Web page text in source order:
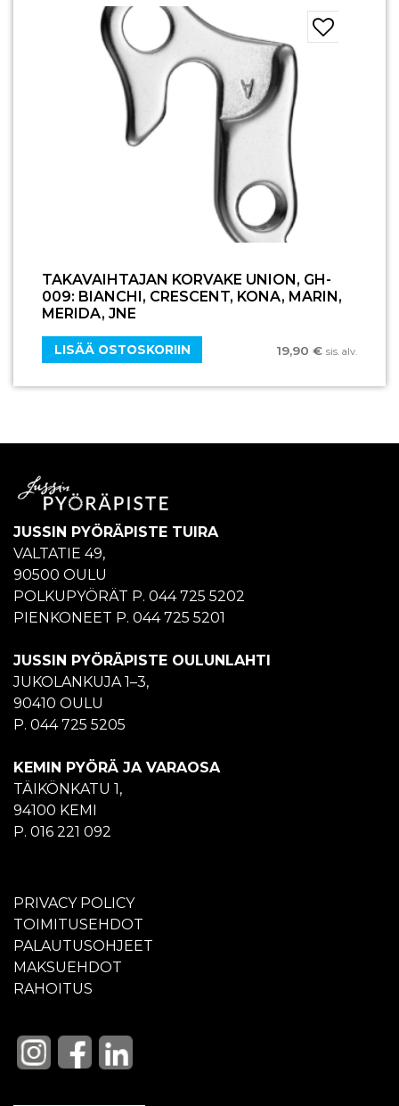
TAKAVAIHTAJAN KORVAKE UNION, GH-
009: BIANCHI, CRESCENT, KONA, MARIN,
MERIDA, JNE
19,90 € sis. alv.
LISÄÄ OSTOSKORIIN
JUSSIN PYÖRÄPISTE TUIRA
VALTATIE 49,
90500 OULU
POLKUPYÖRÄT P. 044 725 5202
PIENKONEET P. 044 725 5201
JUSSIN PYÖRÄPISTE OULUNLAHTI
JUKOLANKUJA 1–3,
90410 OULU
P. 044 725 5205
KEMIN PYÖRÄ JA VARAOSA
TÄIKÖNKATU 1,
94100 KEMI
P. 016 221 092
PRIVACY POLICY
TOIMITUSEHDOT
PALAUTUSOHJEET
MAKSUEHDOT
RAHOITUS